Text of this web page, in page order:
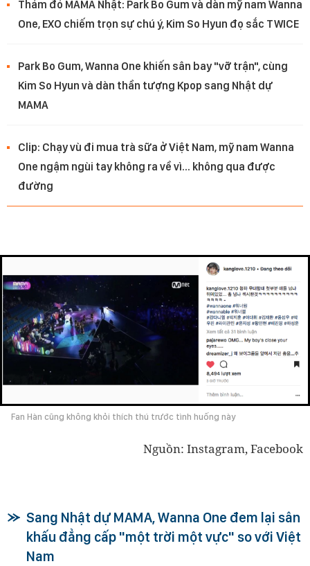
Thảm đỏ MAMA Nhật: Park Bo Gum và dàn mỹ nam Wanna
One, EXO chiếm trọn sự chú ý, Kim So Hyun đọ sắc TWICE
Park Bo Gum, Wanna One khiến sân bay "vỡ trận", cùng
Kim So Hyun và dàn thần tượng Kpop sang Nhật dự
MAMA
Clip: Chạy vù đi mua trà sữa ở Việt Nam, mỹ nam Wanna
One ngậm ngùi tay không ra về vì... không qua được
đường
Fan Hàn cũng không khỏi thích thú trước tình huống này
Nguồn: Instagram, Facebook
Sang Nhật dự MAMA, Wanna One đem lại sân
khấu đẳng cấp "một trời một vực" so với Việt
Nam